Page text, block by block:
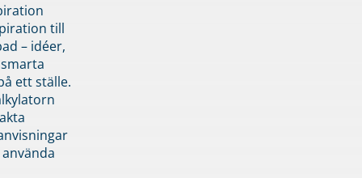
till
– idéer,
ett ställe.